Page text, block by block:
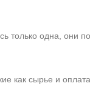
только одна, они
как сырье и